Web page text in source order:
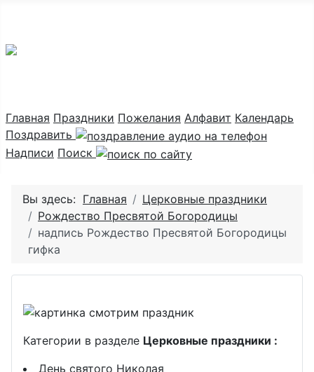
Главная Праздники Пожелания Алфавит Календарь
Поздравить
Надписи Поиск
Вы здесь: Главная
Церковные праздники
Рождество Пресвятой Богородицы
надпись Рождество Пресвятой Богородицы
гифка
Категории в разделе Церковные праздники :
День святого Николая